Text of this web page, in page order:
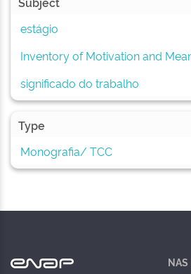
estágio
Inventory of Motivation and
significado do trabalho
Type
Monografia/ TCC
NAS